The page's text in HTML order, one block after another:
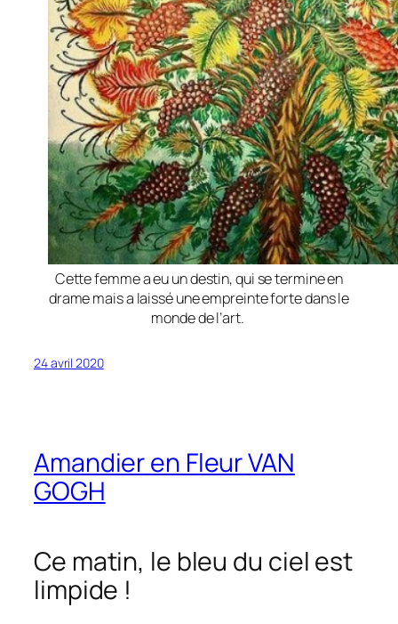
Cette femme a eu un destin, qui se termine en
drame mais a laissé une empreinte forte dans le
monde de l’art.
24 avril 2020
Amandier en Fleur VAN
GOGH
Ce matin, le bleu du ciel est
limpide !